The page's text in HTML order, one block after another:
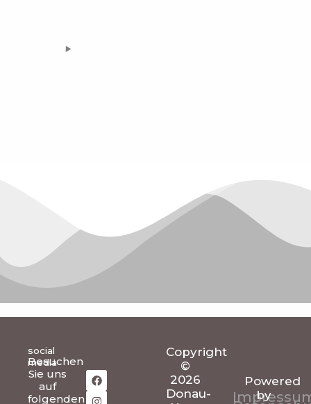
social
media
Besuchen
Sie uns
auf
folgenden
F
a
c
e
I
n
s
t
T
i
k
t
Copyright
©
2026
Donau-
Powered
by